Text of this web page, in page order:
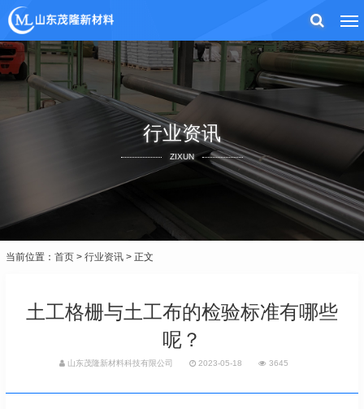
行业资讯
ZIXUN
当前位置： 首页 > 行业资讯 > 正文
土工格栅与土工布的检验标准有哪些
呢？
山东茂隆新材料科技有限公司 2023-05-18 3645